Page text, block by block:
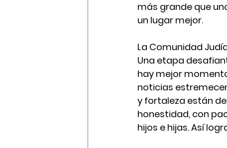
más grande que
un lugar mejor.
La Comunidad
Una etapa
hay mejor
noticias
y fortaleza están
honestidad, con
hijos e hijas. Así